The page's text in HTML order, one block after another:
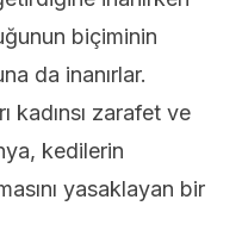
biçiminin
da inanırlar.
kadınsı zarafet ve
kedilerin
yasaklayan bir